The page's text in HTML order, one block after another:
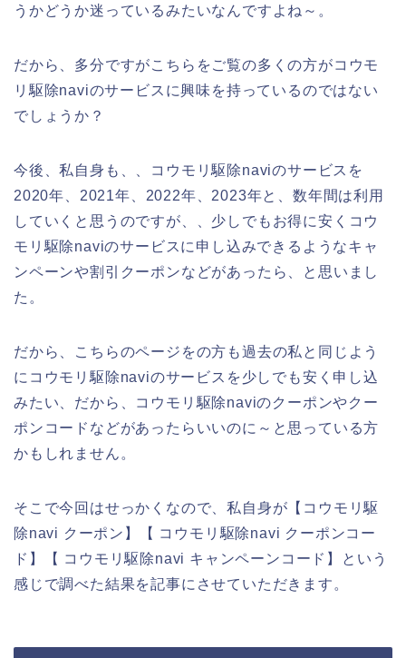
うかどうか迷っているみたいなんですよね～。
だから、多分ですがこちらをご覧の多くの方がコウモ
リ駆除naviのサービスに興味を持っているのではない
でしょうか？
今後、私自身も、、コウモリ駆除naviのサービスを
2020年、2021年、2022年、2023年と、数年間は利用
していくと思うのですが、、少しでもお得に安くコウ
モリ駆除naviのサービスに申し込みできるようなキャ
ンペーンや割引クーポンなどがあったら、と思いまし
た。
だから、こちらのページをの方も過去の私と同じよう
にコウモリ駆除naviのサービスを少しでも安く申し込
みたい、だから、コウモリ駆除naviのクーポンやクー
ポンコードなどがあったらいいのに～と思っている方
かもしれません。
そこで今回はせっかくなので、私自身が【コウモリ駆
除navi クーポン】【 コウモリ駆除navi クーポンコー
ド】【 コウモリ駆除navi キャンペーンコード】という
感じで調べた結果を記事にさせていただきます。